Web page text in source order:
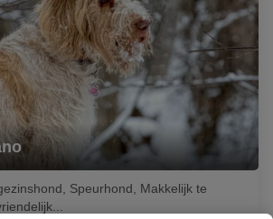
Speurhond, Makkelijk te